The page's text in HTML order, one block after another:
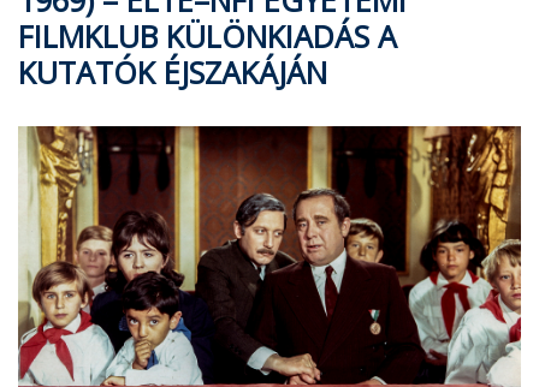
FILMKLUB KÜLÖNKIADÁS A
KUTATÓK ÉJSZAKÁJÁN